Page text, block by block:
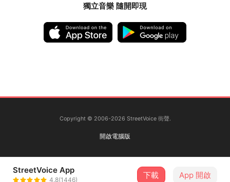
剪輯 Editor: leungarto
Spotify:
https://open.spotify.com/artist/24s0EA2F8Ahkk
408897?ls
Bandcamp:https://leungarto.bandcamp.com/
Streetvoice 街聲:
https://www.youtube.com/channel/UCneOFxFB
獨立音樂 隨開即現
Copyright © 2006-2026 StreetVoice 街聲.
開啟電腦版
StreetVoice App
4.8(1446) 下載 App 開啟